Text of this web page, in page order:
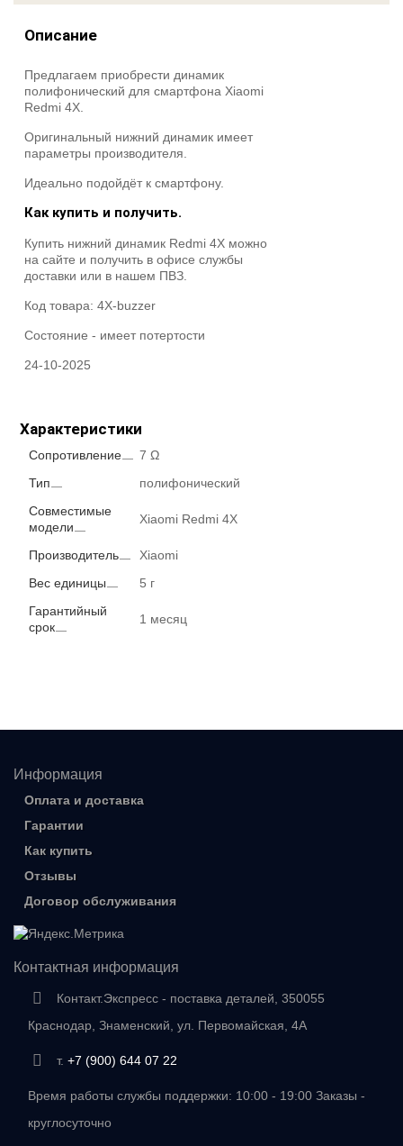
Описание
Предлагаем приобрести динамик
полифонический для смартфона Xiaomi
Redmi 4X.
Оригинальный нижний динамик имеет
параметры производителя.
Идеально подойдёт к смартфону.
Как купить и получить.
Купить нижний динамик Redmi 4X можно
на сайте и получить в офисе службы
доставки или в нашем ПВЗ.
Код товара: 4X-buzzer
Состояние - имеет потертости
24-10-2025
Характеристики
Сопротивление
7 Ω
Тип
полифонический
Совместимые
модели
Xiaomi Redmi 4X
Производитель
Xiaomi
Вес единицы
5 г
Гарантийный
срок
1 месяц
Информация
Оплата и доставка
Гарантии
Как купить
Отзывы
Договор обслуживания
Контактная информация
Контакт.Экспресс - поставка деталей, 350055
Краснодар, Знаменский, ул. Первомайская, 4А
т. +7 (900) 644 07 22
Время работы службы поддержки: 10:00 - 19:00 Заказы -
круглосуточно